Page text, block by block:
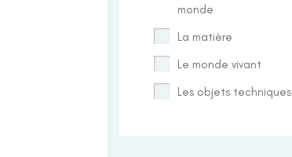
monde
La matière
Le monde vivant
Les objets techniques